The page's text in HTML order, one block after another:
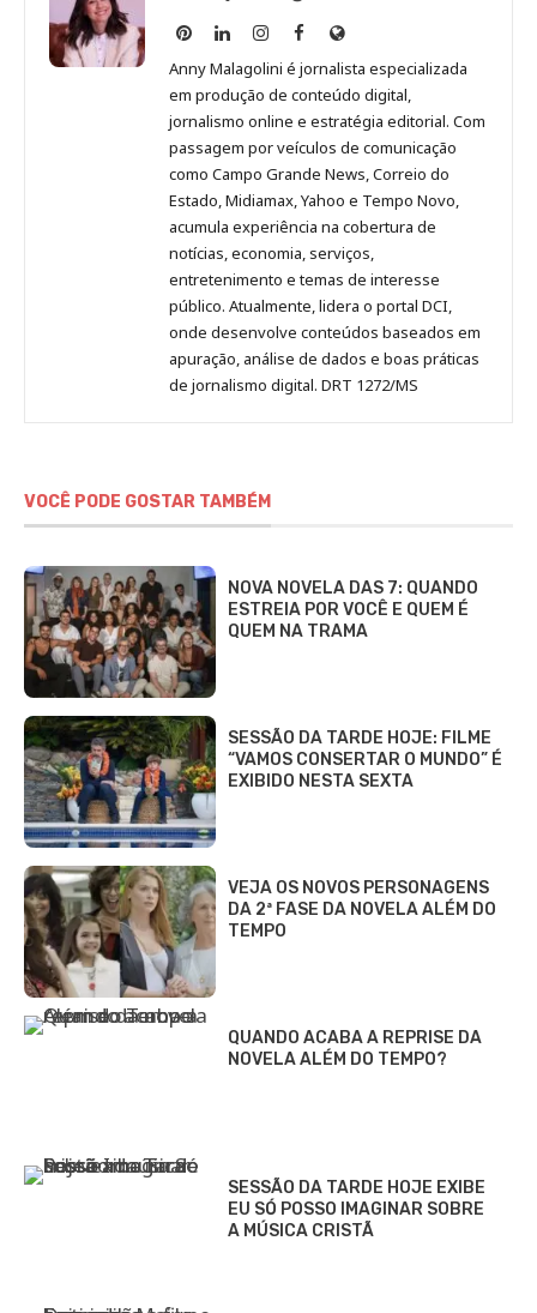
Anny
Malagolini
no
Pinterest
Anny
Malagolini
no
LinkedIn
Anny
Malagolini
no
Instagram
Anny
Malagolini
no
Facebook
Site
de
Anny
Malagolini
Anny Malagolini é jornalista especializada
em produção de conteúdo digital,
jornalismo online e estratégia editorial. Com
passagem por veículos de comunicação
como Campo Grande News, Correio do
Estado, Midiamax, Yahoo e Tempo Novo,
acumula experiência na cobertura de
notícias, economia, serviços,
entretenimento e temas de interesse
público. Atualmente, lidera o portal DCI,
onde desenvolve conteúdos baseados em
apuração, análise de dados e boas práticas
de jornalismo digital. DRT 1272/MS
VOCÊ PODE GOSTAR TAMBÉM
NOVA NOVELA DAS 7: QUANDO
ESTREIA POR VOCÊ E QUEM É
QUEM NA TRAMA
SESSÃO DA TARDE HOJE: FILME
“VAMOS CONSERTAR O MUNDO” É
EXIBIDO NESTA SEXTA
VEJA OS NOVOS PERSONAGENS
DA 2ª FASE DA NOVELA ALÉM DO
TEMPO
QUANDO ACABA A REPRISE DA
NOVELA ALÉM DO TEMPO?
SESSÃO DA TARDE HOJE EXIBE
EU SÓ POSSO IMAGINAR SOBRE
A MÚSICA CRISTÃ